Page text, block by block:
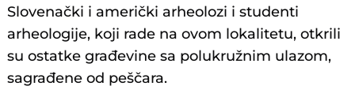
Slovenački i američki arheolozi i studenti
arheologije, koji rade na ovom lokalitetu, otkrili
su ostatke građevine sa polukružnim ulazom,
sagrađene od peščara.